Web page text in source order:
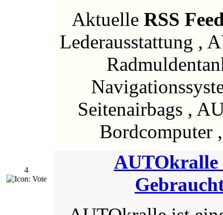
Aktuelle RSS
Lederausstattung ,
Seitenairbags ,
Bordcomputer
4
AUTOkralle